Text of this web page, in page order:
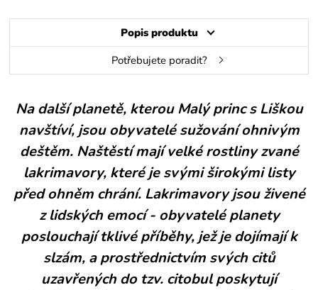
Popis produktu
Potřebujete poradit?
Na další planetě, kterou Malý princ s Liškou
navštíví, jsou obyvatelé sužování ohnivým
deštěm. Naštěstí mají velké rostliny zvané
lakrimavory, které je svými širokými listy
před ohněm chrání. Lakrimavory jsou živené
z lidských emocí - obyvatelé planety
poslouchají tklivé příběhy, jež je dojímají k
slzám, a prostřednictvím svých citů
uzavřených do tzv. citobul poskytují